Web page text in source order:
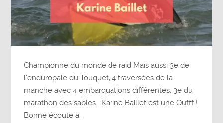
Championne du monde de raid Mais aussi 3e de
l’enduropale du Touquet, 4 traversées de la
manche avec 4 embarquations différentes, 3e du
marathon des sables… Karine Baillet est une Oufff !
Bonne écoute à…